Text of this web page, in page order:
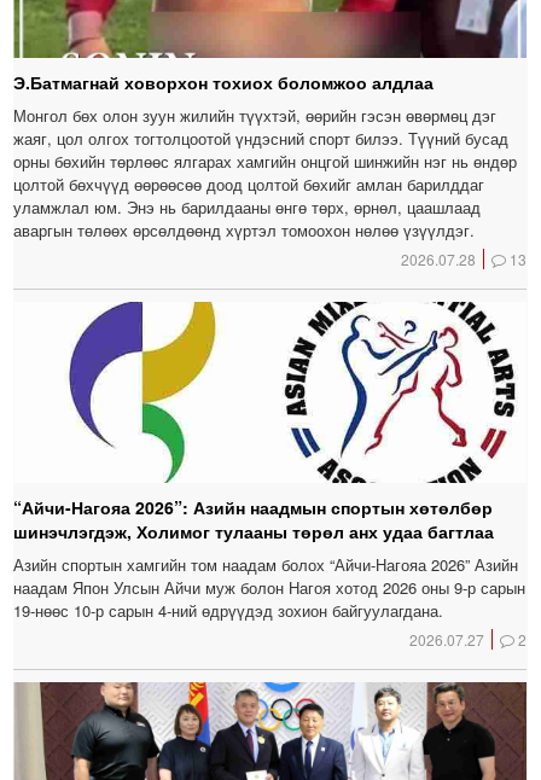
Э.Батмагнай ховорхон тохиох боломжоо алдлаа
Монгол бөх олон зуун жилийн түүхтэй, өөрийн гэсэн өвөрмөц дэг
жаяг, цол олгох тогтолцоотой үндэсний спорт билээ. Түүний бусад
орны бөхийн төрлөөс ялгарах хамгийн онцгой шинжийн нэг нь өндөр
цолтой бөхчүүд өөрөөсөө доод цолтой бөхийг амлан барилддаг
уламжлал юм. Энэ нь барилдааны өнгө төрх, өрнөл, цаашлаад
аваргын төлөөх өрсөлдөөнд хүртэл томоохон нөлөө үзүүлдэг.
2026.07.28 13
“Айчи-Нагояа 2026”: Азийн наадмын спортын хөтөлбөр
шинэчлэгдэж, Холимог тулааны төрөл анх удаа багтлаа
Азийн спортын хамгийн том наадам болох “Айчи-Нагояа 2026” Азийн
наадам Япон Улсын Айчи муж болон Нагоя хотод 2026 оны 9-р сарын
19-нөөс 10-р сарын 4-ний өдрүүдэд зохион байгуулагдана.
2026.07.27 2